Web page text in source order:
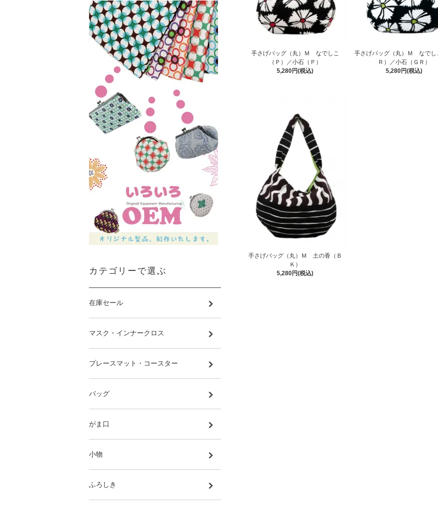
手さげバッグ（丸）Ｍ なでしこ
（Ｐ）／小石（Ｐ）
5,280円(税込)
手さげバッグ（丸）Ｍ なでし
Ｒ）／小石（ＧＲ）
5,280円(税込)
手さげバッグ（丸）Ｍ 土の香（Ｂ
Ｋ）
5,280円(税込)
カテゴリーで選ぶ
在庫セール
マスク・インナークロス
プレースマット・コースター
バッグ
がま口
小物
ふろしき